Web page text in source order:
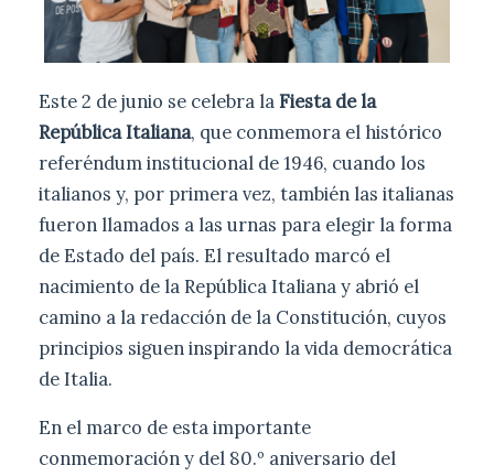
Este 2 de junio se celebra laFiesta de la
República Italiana, que conmemora el histórico
referéndum institucional de 1946, cuando los
italianos y, por primera vez, también las italianas
fueron llamados a las urnas para elegir la forma
de Estado del país. El resultado marcó el
nacimiento de la República Italiana y abrió el
camino a la redacción de la Constitución, cuyos
principios siguen inspirando la vida democrática
de Italia.
En el marco de esta importante
conmemoración y del 80.º aniversario del